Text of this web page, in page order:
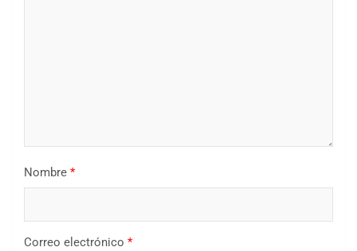
Nombre *
Correo electrónico *